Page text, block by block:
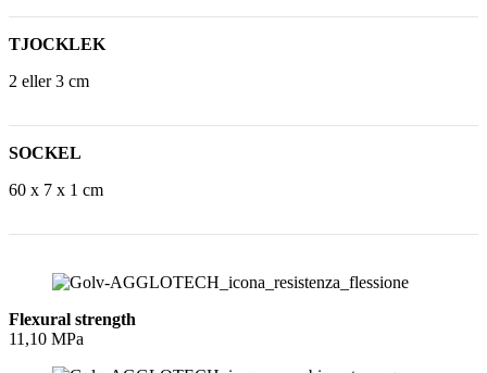
TJOCKLEK
2 eller 3 cm
SOCKEL
60 x 7 x 1 cm
Flexural strength
11,10 MPa